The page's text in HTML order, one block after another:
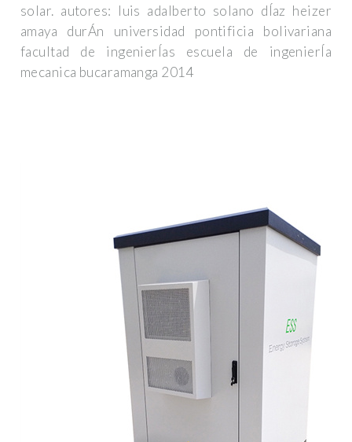
solar. autores: luis adalberto solano dÍaz heizer
amaya durÁn universidad pontificia bolivariana
facultad de ingenierÍas escuela de ingenierÍa
mecanica bucaramanga 2014